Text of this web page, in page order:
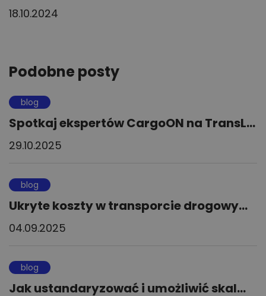
18.10.2024
Podobne posty
blog
Spotkaj ekspertów CargoON na TransL...
29.10.2025
blog
Ukryte koszty w transporcie drogowy...
04.09.2025
blog
Jak ustandaryzować i umożliwić skal...